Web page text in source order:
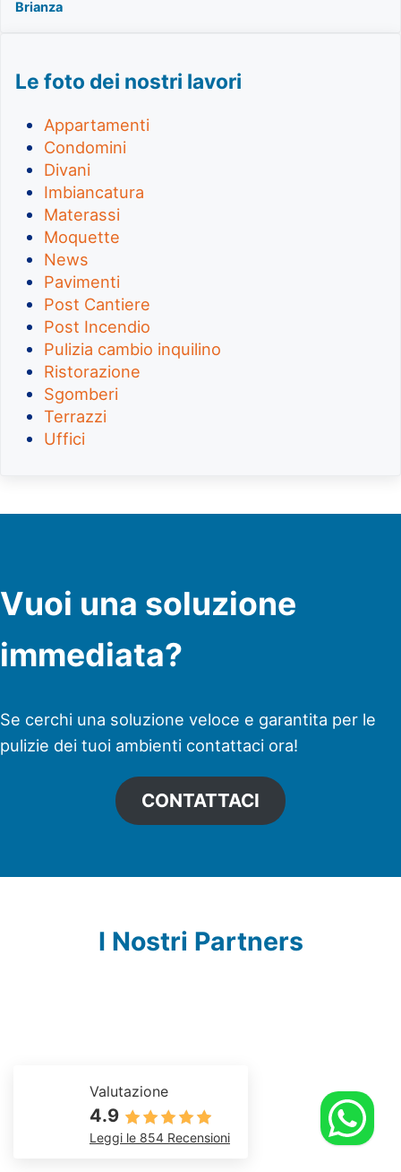
Brianza
Le foto dei nostri lavori
Appartamenti
Condomini
Divani
Imbiancatura
Materassi
Moquette
News
Pavimenti
Post Cantiere
Post Incendio
Pulizia cambio inquilino
Ristorazione
Sgomberi
Terrazzi
Uffici
Valutazione
4.9
Leggi le 854 Recensioni
Vuoi una soluzione
immediata?
Se cerchi una soluzione veloce e garantita per le
pulizie dei tuoi ambienti contattaci ora!
CONTATTACI
I Nostri Partners